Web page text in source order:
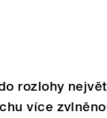
rozlohy
více